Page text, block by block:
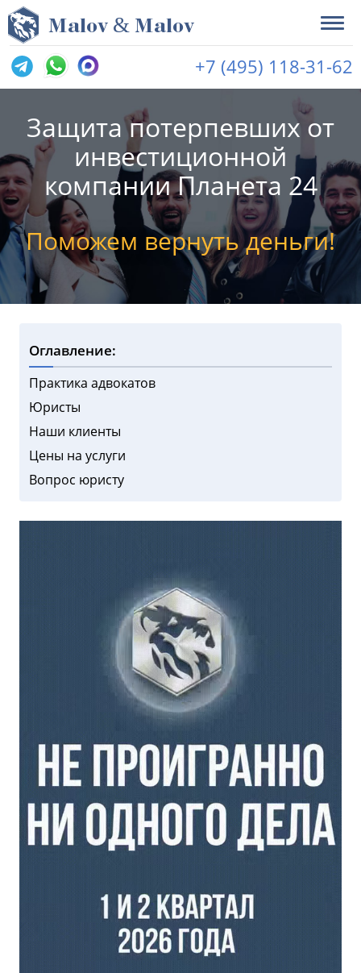
Malov & Malov
+7 (495) 118-31-62
Защита потерпевших от
инвестиционной
компании Планета 24
Поможем вернуть деньги!
Оглавление:
Практика адвокатов
Юристы
Наши клиенты
Цены на услуги
Вопрос юристу